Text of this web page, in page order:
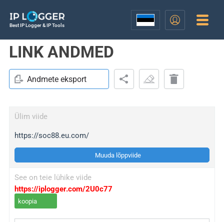
Best IP Logger & IP Tools
LINK ANDMED
Andmete eksport
Ülim viide
https://soc88.eu.com/
Muuda lõppviide
See on teie lühike viide
https://iplogger.com/2U0c77
koopia